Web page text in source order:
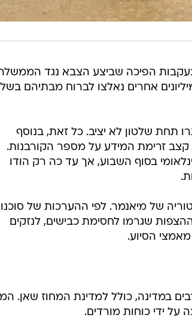
שרויה במלחמת אזרחים מאז תחילת 2021, בעקבות הפיכה שביצע הצבא נגד
אחרים נאלצו לברוח מבתיהם בשל
תחת שלטון לא יציב. כל זאת, בנוסף
קצב זרימת המידע על מספר הקורבנות.
בסוף השבוע, אך עד כה רק הודו
של מיאנמר. לפי ההערכות של
אדם הושפעו מההצפות שגרמו לחסימת כבישים, לנזקים
הסיוע.
במדינה, כולל למדינת המחוז שאן.
על ידי כוחות מורדים.